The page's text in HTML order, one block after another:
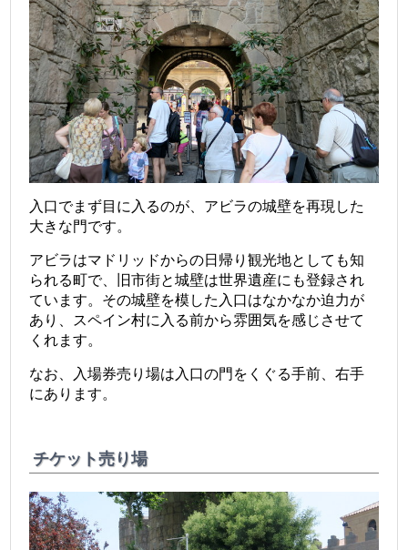
入口でまず目に入るのが、アビラの城壁を再現した
大きな門です。
アビラはマドリッドからの日帰り観光地としても知
られる町で、旧市街と城壁は世界遺産にも登録され
ています。その城壁を模した入口はなかなか迫力が
あり、スペイン村に入る前から雰囲気を感じさせて
くれます。
なお、入場券売り場は入口の門をくぐる手前、右手
にあります。
チケット売り場